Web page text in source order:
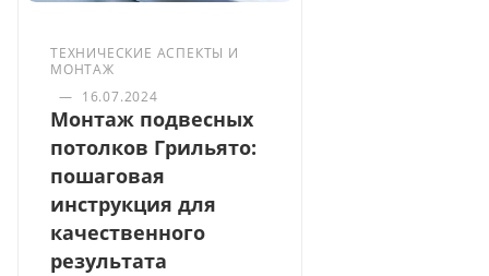
ТЕХНИЧЕСКИЕ АСПЕКТЫ И
МОНТАЖ
— 16.07.2024
Монтаж подвесных
потолков Грильято:
пошаговая
инструкция для
качественного
результата